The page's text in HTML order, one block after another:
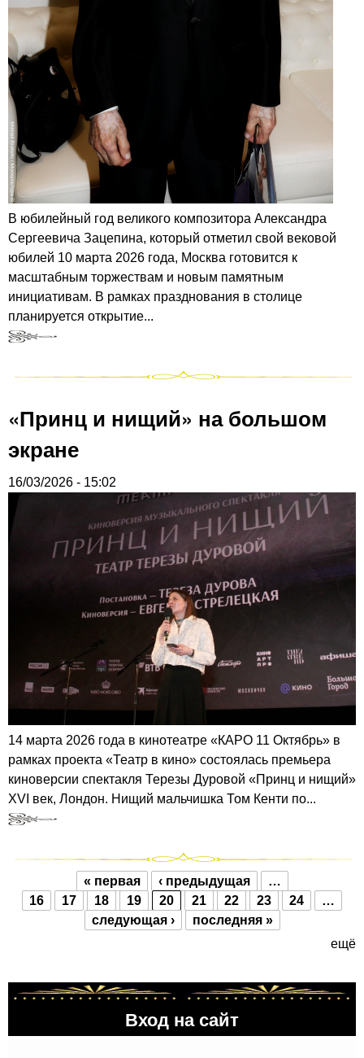
В юбилейный год великого композитора Александра
Сергеевича Зацепина, который отметил свой вековой
юбилей 10 марта 2026 года, Москва готовится к
масштабным торжествам и новым памятным
инициативам. В рамках празднования в столице
планируется открытие...
«Принц и нищий» на большом
экране
16/03/2026 - 15:02
14 марта 2026 года в кинотеатре «КАРО 11 Октябрь» в
рамках проекта «Театр в кино» состоялась премьера
киноверсии спектакля Терезы Дуровой «Принц и нищий»
XVI век, Лондон. Нищий мальчишка Том Кенти по...
Страницы
« первая ‹ предыдущая
…
16
17 18 19 20 21 22 23 24
…
следующая ›
последняя »
ещё
Вход на сайт